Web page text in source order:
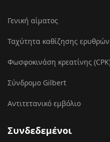
Γενική αίματος
Ταχύτητα καθίζησης
Φωσφοκινάση κρεατίνης
Σύνδρομο Gilbert
Αντιτετανικό εμβόλιο
Συνδεδεμένοι